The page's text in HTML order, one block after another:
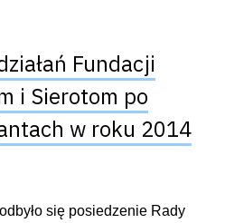
Fundacji
i Sierotom po
w roku 2014
się posiedzenie Rady